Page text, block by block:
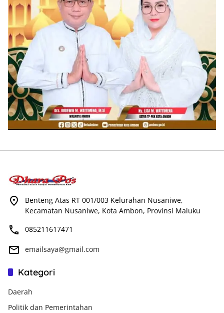
Benteng Atas RT 001/003 Kelurahan Nusaniwe,
Kecamatan Nusaniwe, Kota Ambon, Provinsi Maluku
085211617471
emailsaya@gmail.com
Kategori
Daerah
Politik dan Pemerintahan